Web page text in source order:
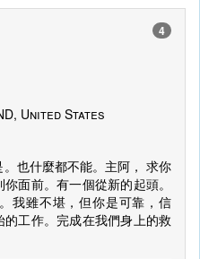
4
United States
也什麼都不能。主阿， 求你
面前。有一個從新的起頭。
我雖不堪，但你是可靠，信
工作。完成在我們身上的救